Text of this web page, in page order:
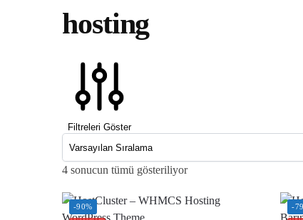
hosting
Filtreleri Göster
4 sonucun tümü gösteriliyor
-90% -